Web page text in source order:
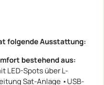
folgende Ausstattung:
bestehend aus:
LED-Spots über L-
Sat-Anlage •USB-